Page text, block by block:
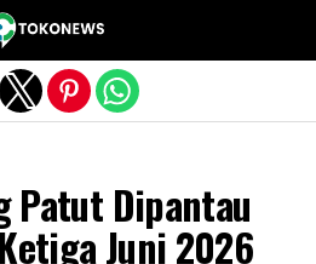
Patut Dipantau
Juni 2026
version